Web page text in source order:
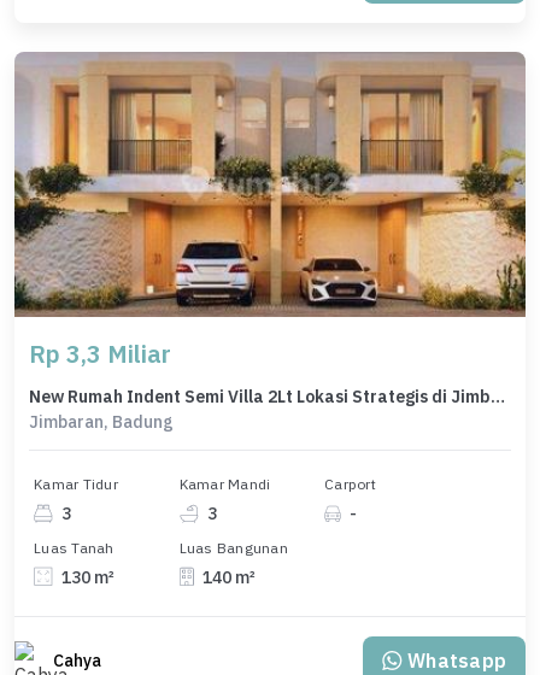
Rp 3,3 Miliar
New Rumah Indent Semi Villa 2Lt Lokasi Strategis di Jimbaran
Jimbaran, Badung
Kamar Tidur
3
Kamar Mandi
3
Carport
-
Luas Tanah
130 m²
Luas Bangunan
140 m²
Cahya Whatsapp